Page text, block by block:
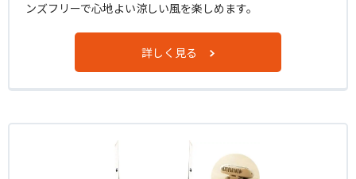
ンズフリーで心地よい涼しい風を楽しめます。
詳しく見る